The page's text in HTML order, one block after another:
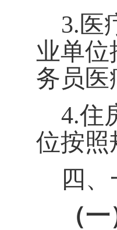
3.医
业单
务员医
4.住
位按照
四
（